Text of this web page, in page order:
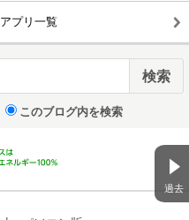
過去
アプリ一覧
このブログ内を検索